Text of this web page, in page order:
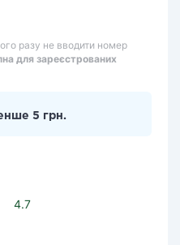
разу не вводити номер
для зареєстрованих
5 грн.
4.7